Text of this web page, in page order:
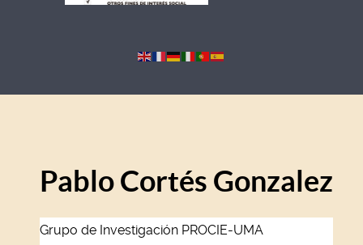
Pablo Cortés Gonzalez
Grupo de Investigación PROCIE-UMA